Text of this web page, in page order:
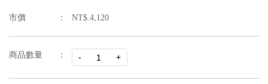
市價 NT$.4,120
商品數量